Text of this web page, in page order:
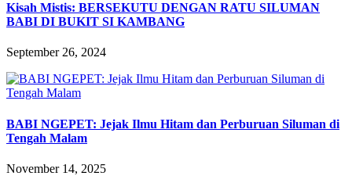
Kisah Mistis: BERSEKUTU DENGAN RATU SILUMAN
BABI DI BUKIT SI KAMBANG
September 26, 2024
BABI NGEPET: Jejak Ilmu Hitam dan Perburuan Siluman di
Tengah Malam
November 14, 2025